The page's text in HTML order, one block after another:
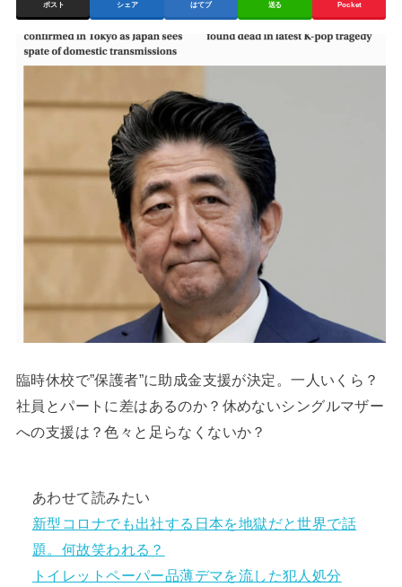
ポスト シェア はてブ 送る Pocket
臨時休校で”保護者”に助成金支援が決定。一人いくら？
社員とパートに差はあるのか？休めないシングルマザー
への支援は？色々と足らなくないか？
あわせて読みたい
新型コロナでも出社する日本を地獄だと世界で話
題。何故笑われる？
トイレットペーパー品薄デマを流した犯人処分